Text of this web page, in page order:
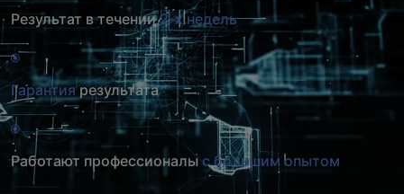
Результат в течении2-х недель
Гарантиярезультата
Работают профессионалы с большим опытом